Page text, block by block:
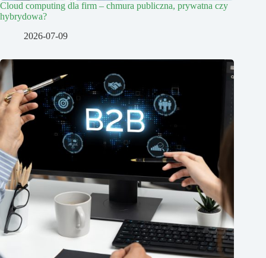
Cloud computing dla firm – chmura publiczna, prywatna czy
hybrydowa?
2026-07-09